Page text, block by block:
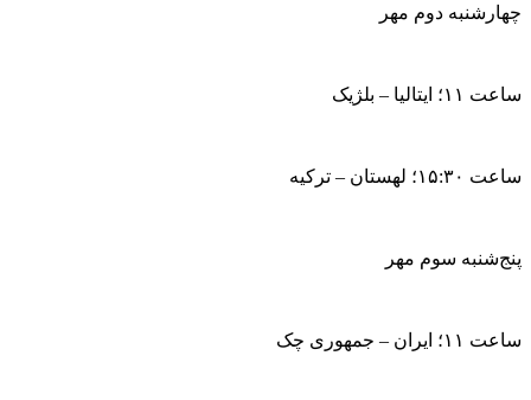
چهارشنبه دوم مهر
ساعت ۱۱؛ ایتالیا – بلژیک
ساعت ۱۵:۳۰؛ لهستان – ترکیه
پنج‌شنبه سوم مهر
ساعت ۱۱؛ ایران – جمهوری چک